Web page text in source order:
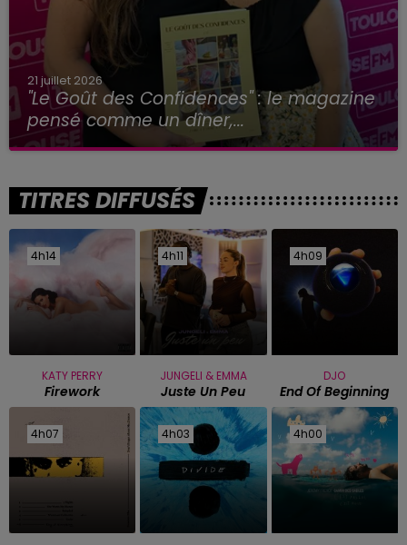
21 juillet 2026
"Le Goût des Confidences" : le magazine
pensé comme un dîner,...
TITRES DIFFUSÉS
4h14
4h14
KATY PERRY
Firework
4h11
4h11
JUNGELI & EMMA
Juste Un Peu
4h09
4h09
DJO
End Of Beginning
4h07
4h07 4h03
4h03 4h00
4h00